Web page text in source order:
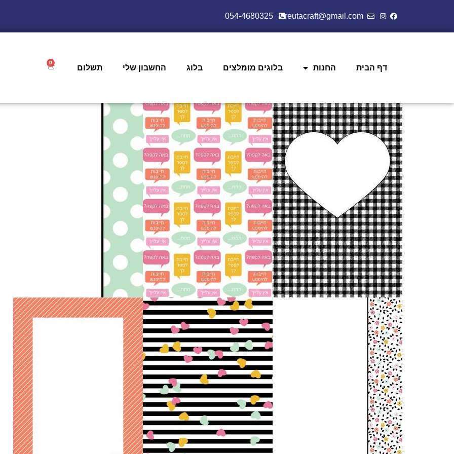
reutacraft@gmail.com
054-4680325
דף הבית החנות בלוגים מומלצים בלוג החשבון שלי תשלום
0